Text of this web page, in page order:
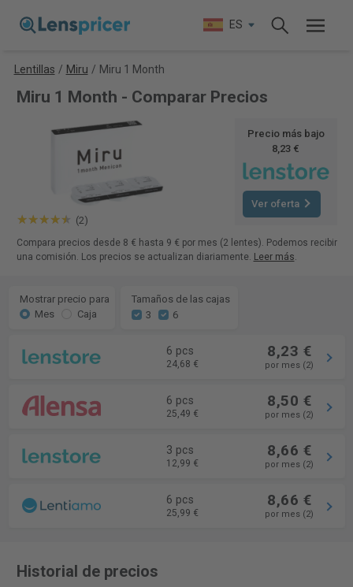
ES
Lentillas / Miru / Miru 1 Month
Miru 1 Month - Comparar Precios
(2)
Precio más bajo
8,23 €
Ver oferta
Compara precios desde 8 € hasta 9 € por mes (2 lentes). Podemos recibir
una comisión. Los precios se actualizan diariamente. Leer más.
Mostrar precio para
Mes
Caja
Tamaños de las cajas
3
6
6 pcs
24,68 €
8,23 €
por mes (2)
6 pcs
25,49 €
8,50 €
por mes (2)
3 pcs
12,99 €
8,66 €
por mes (2)
6 pcs
25,99 €
8,66 €
por mes (2)
Historial de precios